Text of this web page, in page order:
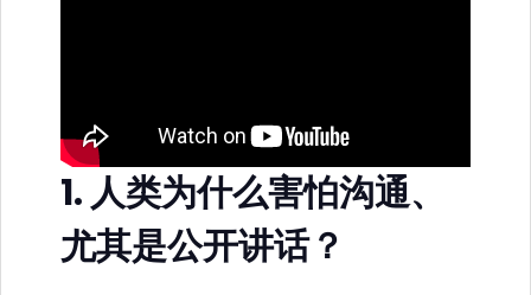
1.人类为什么害怕沟通、
尤其是公开讲话？